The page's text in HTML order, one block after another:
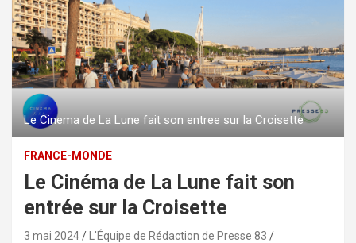
Le Cinema de La Lune fait son entree sur la Croisette
FRANCE-MONDE
Le Cinéma de La Lune fait son
entrée sur la Croisette
3 mai 2024
L'Équipe de Rédaction de Presse 83